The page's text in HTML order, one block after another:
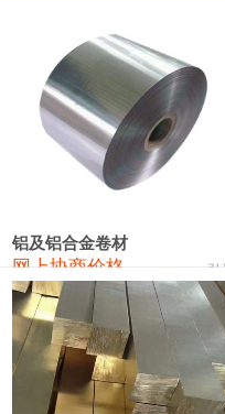
2#锑
1#镁
1#电解锰(99.7%袋装)
1#铬
553#硅 9,300—9,500
441#硅
铝及铝合金卷材
网上协商价格 弘